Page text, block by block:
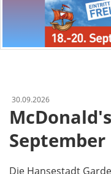
30.09.2026
Die Hansestadt